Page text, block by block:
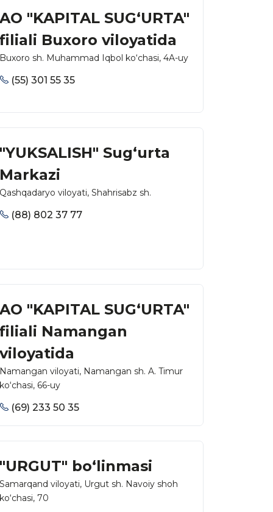
AO "KAPITAL SUG‘URTA"
filiali Buxoro viloyatida
Buxoro sh. Muhammad Iqbol ko‘chasi, 4A-uy
(55) 301 55 35
"YUKSALISH" Sug‘urta
Markazi
Qashqadaryo viloyati, Shahrisabz sh.
(88) 802 37 77
AO "KAPITAL SUG‘URTA"
filiali Namangan
viloyatida
Namangan viloyati, Namangan sh. A. Timur
ko‘chasi, 66-uy
(69) 233 50 35
"URGUT" bo‘linmasi
Samarqand viloyati, Urgut sh. Navoiy shoh
ko‘chasi, 70